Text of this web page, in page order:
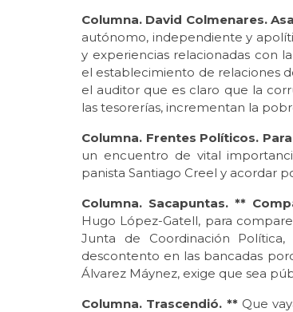
Columna. David Colmenares.
autónomo, independiente y
y experiencias relacionadas con
el establecimiento de relaciones
el auditor que es claro que la
las tesorerías, incrementan la
Columna. Frentes Políticos.
un encuentro de vital
panista Santiago Creel y acordar
Columna. Sacapuntas. **
Hugo López-Gatell, para
Junta de Coordinación
descontento en las bancadas
Álvarez Máynez, exige que sea
Columna. Trascendió. ** Que